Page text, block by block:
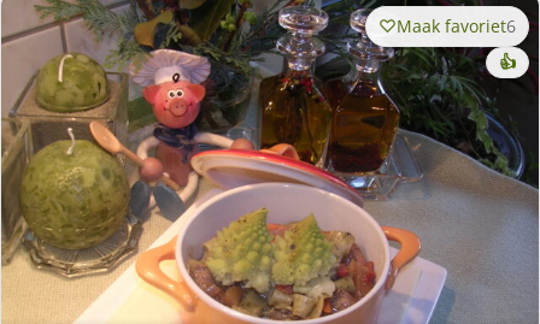
Maak favoriet6
👍